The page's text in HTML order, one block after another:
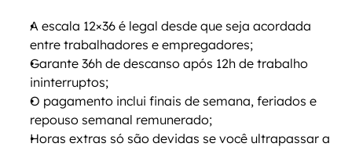
A escala 12×36 é legal desde que seja acordada
entre trabalhadores e empregadores;
Garante 36h de descanso após 12h de trabalho
ininterruptos;
O pagamento inclui finais de semana, feriados e
repouso semanal remunerado;
Horas extras só são devidas se você ultrapassar a